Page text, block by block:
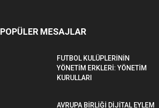
POPÜLER MESAJLAR
FUTBOL KULÜPLERİNİN
YÖNETİM ERKLERİ: YÖNETİM
KURULLARI
AVRUPA BİRLİĞİ DİJİTAL EYLEM